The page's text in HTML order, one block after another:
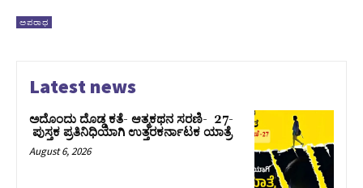
ಅಪರಾಧ
Latest news
ಅದೊಂದು ದೊಡ್ಡ ಕತೆ- ಆತ್ಮಕಥನ ಸರಣಿ- 27-
ಪುಸ್ತಕ ಪ್ರತಿನಿಧಿಯಾಗಿ ಉತ್ತರಕರ್ನಾಟಕ ಯಾತ್ರೆ
August 6, 2026